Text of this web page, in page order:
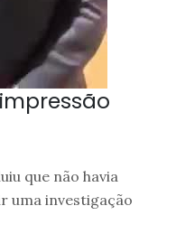
que não havia
uma investigação